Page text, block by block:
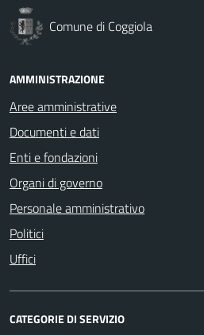
Comune di Coggiola
AMMINISTRAZIONE
Aree amministrative
Documenti e dati
Enti e fondazioni
Organi di governo
Personale amministrativo
Politici
Uffici
CATEGORIE DI SERVIZIO